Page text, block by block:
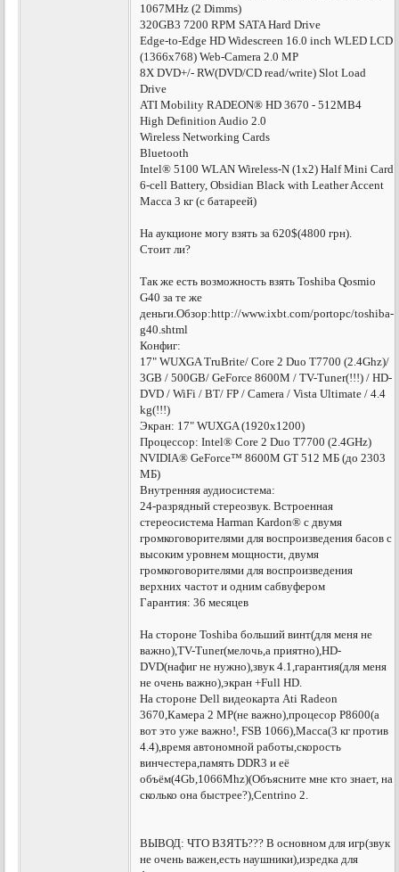
1067MHz (2 Dimms)
320GB3 7200 RPM SATA Hard Drive
Edge-to-Edge HD Widescreen 16.0 inch WLED LCD
(1366x768) Web-Camera 2.0 MP
8X DVD+/- RW(DVD/CD read/write) Slot Load
Drive
ATI Mobility RADEON® HD 3670 - 512MB4
High Definition Audio 2.0
Wireless Networking Cards
Bluetooth
Intel® 5100 WLAN Wireless-N (1x2) Half Mini Card
6-cell Battery, Obsidian Black with Leather Accent
Масса 3 кг (с батареей)
На аукционе могу взять за 620$(4800 грн).
Стоит ли?
Так же есть возможность взять Toshiba Qosmio
G40 за те же
деньги.Обзор:http://www.ixbt.com/portopc/toshiba-
g40.shtml
Конфиг:
17" WUXGA TruBrite/ Core 2 Duo T7700 (2.4Ghz)/
3GB / 500GB/ GeForce 8600M / TV-Tuner(!!!) / HD-
DVD / WiFi / BT/ FP / Camera / Vista Ultimate / 4.4
kg(!!!)
Экран: 17" WUXGA (1920x1200)
Процессор: Intel® Core 2 Duo T7700 (2.4GHz)
NVIDIA® GeForce™ 8600M GT 512 МБ (до 2303
МБ)
Внутренняя аудиосистема:
24-разрядный стереозвук. Встроенная
стереосистема Harman Kardon® с двумя
громкоговорителями для воспроизведения басов с
высоким уровнем мощности, двумя
громкоговорителями для воспроизведения
верхних частот и одним сабвуфером
Гарантия: 36 месяцев
На стороне Toshiba больший винт(для меня не
важно),TV-Tuner(мелочь,а приятно),HD-
DVD(нафиг не нужно),звук 4.1,гарантия(для меня
не очень важно),экран +Full HD.
На стороне Dell видеокарта Ati Radeon
3670,Камера 2 MP(не важно),процесор P8600(а
вот это уже важно!, FSB 1066),Масса(3 кг против
4.4),время автономной работы,скорость
винчестера,память DDR3 и её
объём(4Gb,1066Mhz)(Объясните мне кто знает, на
сколько она быстрее?),Centrino 2.
ВЫВОД: ЧТО ВЗЯТЬ??? В основном для игр(звук
не очень важен,есть наушники),изредка для